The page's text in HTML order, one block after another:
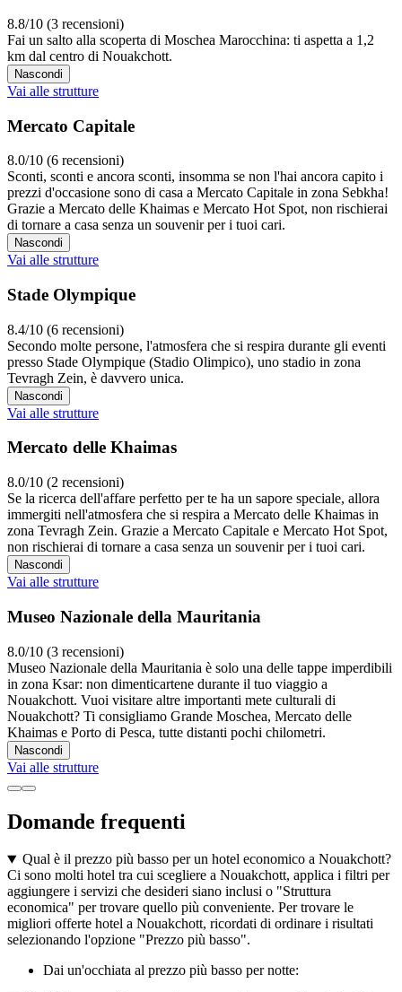
8.8/10 (3 recensioni)
Fai un salto alla scoperta di Moschea Marocchina: ti aspetta a 1,2
km dal centro di Nouakchott.
Nascondi
Vai alle strutture
Mercato Capitale
8.0/10 (6 recensioni)
Sconti, sconti e ancora sconti, insomma se non l'hai ancora capito i
prezzi d'occasione sono di casa a Mercato Capitale in zona Sebkha!
Grazie a Mercato delle Khaimas e Mercato Hot Spot, non rischierai
di tornare a casa senza un souvenir per i tuoi cari.
Nascondi
Vai alle strutture
Stade Olympique
8.4/10 (6 recensioni)
Secondo molte persone, l'atmosfera che si respira durante gli eventi
presso Stade Olympique (Stadio Olimpico), uno stadio in zona
Tevragh Zein, è davvero unica.
Nascondi
Vai alle strutture
Mercato delle Khaimas
8.0/10 (2 recensioni)
Se la ricerca dell'affare perfetto per te ha un sapore speciale, allora
immergiti nell'atmosfera che si respira a Mercato delle Khaimas in
zona Tevragh Zein. Grazie a Mercato Capitale e Mercato Hot Spot,
non rischierai di tornare a casa senza un souvenir per i tuoi cari.
Nascondi
Vai alle strutture
Museo Nazionale della Mauritania
8.0/10 (3 recensioni)
Museo Nazionale della Mauritania è solo una delle tappe imperdibili
in zona Ksar: non dimenticartene durante il tuo viaggio a
Nouakchott. Vuoi visitare altre importanti mete culturali di
Nouakchott? Ti consigliamo Grande Moschea, Mercato delle
Khaimas e Porto di Pesca, tutte distanti pochi chilometri.
Nascondi
Vai alle strutture
Domande frequenti
Qual è il prezzo più basso per un hotel economico a Nouakchott?
Ci sono molti hotel tra cui scegliere a Nouakchott, applica i filtri per
aggiungere i servizi che desideri siano inclusi o "Struttura
economica" per trovare quello più conveniente. Per trovare le
migliori offerte hotel a Nouakchott, ricordati di ordinare i risultati
selezionando l'opzione "Prezzo più basso".
Dai un'occhiata al prezzo più basso per notte: